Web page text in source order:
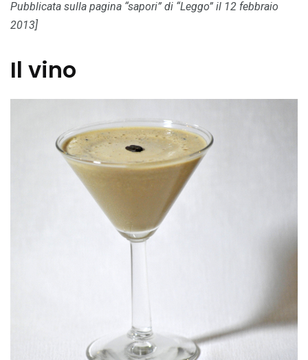
Pubblicata sulla pagina “sapori” di “Leggo” il 12 febbraio
2013]
Il vino